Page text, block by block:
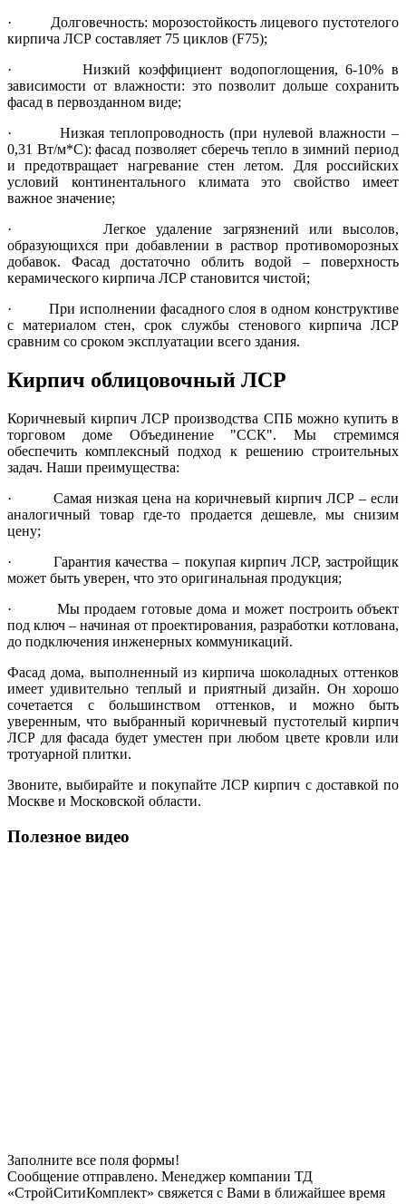
· Долговечность: морозостойкость лицевого пустотелого
кирпича ЛСР составляет 75 циклов (F75);
· Низкий коэффициент водопоглощения, 6-10% в
зависимости от влажности: это позволит дольше сохранить
фасад в первозданном виде;
· Низкая теплопроводность (при нулевой влажности –
0,31 Вт/м*С): фасад позволяет сберечь тепло в зимний период
и предотвращает нагревание стен летом. Для российских
условий континентального климата это свойство имеет
важное значение;
· Легкое удаление загрязнений или высолов,
образующихся при добавлении в раствор противоморозных
добавок. Фасад достаточно облить водой – поверхность
керамического кирпича ЛСР становится чистой;
· При исполнении фасадного слоя в одном конструктиве
с материалом стен, срок службы стенового кирпича ЛСР
сравним со сроком эксплуатации всего здания.
Кирпич облицовочный ЛСР
Коричневый кирпич ЛСР производства СПБ можно купить в
торговом доме Объединение "ССК". Мы стремимся
обеспечить комплексный подход к решению строительных
задач. Наши преимущества:
· Самая низкая цена на коричневый кирпич ЛСР – если
аналогичный товар где-то продается дешевле, мы снизим
цену;
· Гарантия качества – покупая кирпич ЛСР, застройщик
может быть уверен, что это оригинальная продукция;
· Мы продаем готовые дома и может построить объект
под ключ – начиная от проектирования, разработки котлована,
до подключения инженерных коммуникаций.
Фасад дома, выполненный из кирпича шоколадных оттенков
имеет удивительно теплый и приятный дизайн. Он хорошо
сочетается с большинством оттенков, и можно быть
уверенным, что выбранный коричневый пустотелый кирпич
ЛСР для фасада будет уместен при любом цвете кровли или
тротуарной плитки.
Звоните, выбирайте и покупайте ЛСР кирпич с доставкой по
Москве и Московской области.
Полезное видео
Заполните все поля формы!
Сообщение отправлено. Менеджер компании ТД
«СтройСитиКомплект» свяжется с Вами в ближайшее время